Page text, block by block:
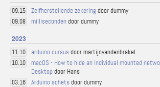
09.15 Zelfherstellende zekeringdoor dummy
09.08 milliseconden door dummy
2023
11.10 arduino cursus door martijnvandenbrakel
10.10
macOS - How to hide an individual mounted
Desktop door Hans
03.16 Arduino schets door dummy